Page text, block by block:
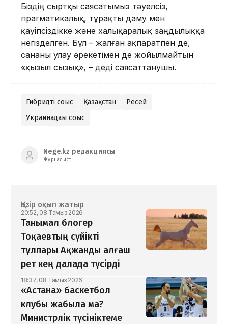
Біздің сыртқы саясатымыз тәуелсіз,
прагматикалық, тұрақты даму мен
қауіпсіздікке және халықаралық заңдылыққа
негізделген. Бұл – жалған ақпаратпен де,
сананы улау әрекетімен де жойылмайтын
«қызыл сызық», – деді саясаттанушы.
Гибридті соғыс Қазақстан
Ресей
Украинадағы соғыс
Nege.kz редакциясы
Журналист
Қазір оқып жатыр
20:52, 08 Тамыз 2026
Танымал блогер
Тоқаевтың сүйікті
тұлпары Ақжанды алғаш
рет кең далада түсірді
18:37, 08 Тамыз 2026
«Астана» баскетбол
клубы жабыла ма?
Министрлік түсініктеме